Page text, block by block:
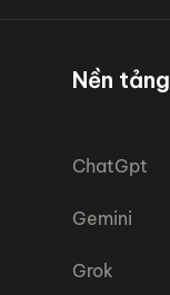
Nền tảng
ChatGpt
Gemini
Grok